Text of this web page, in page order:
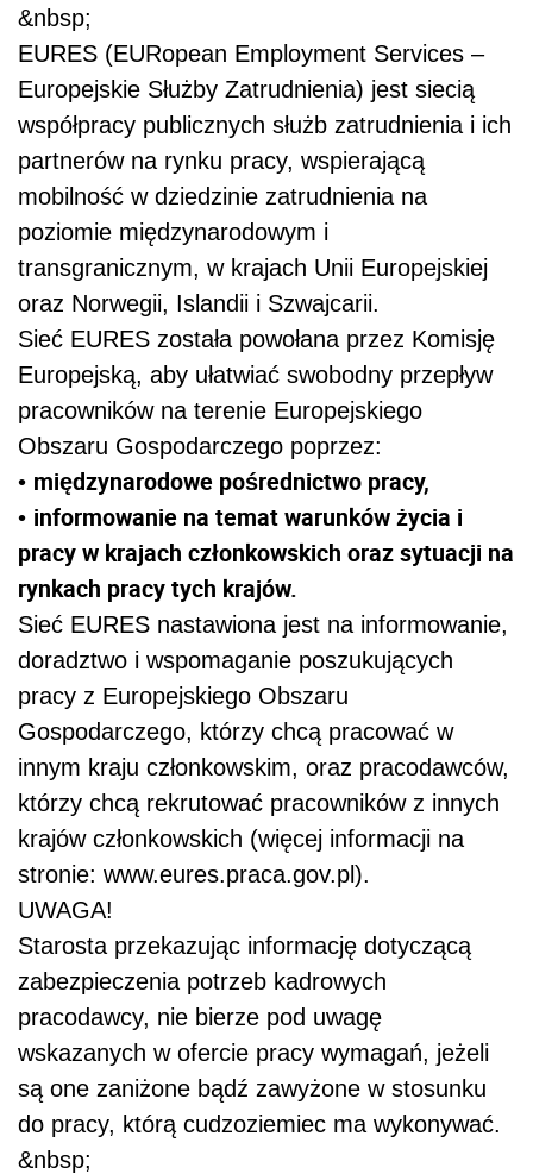
&nbsp;
EURES (EURopean Employment Services –
Europejskie Służby Zatrudnienia) jest siecią
współpracy publicznych służb zatrudnienia i ich
partnerów na rynku pracy, wspierającą
mobilność w dziedzinie zatrudnienia na
poziomie międzynarodowym i
transgranicznym, w krajach Unii Europejskiej
oraz Norwegii, Islandii i Szwajcarii.
Sieć EURES została powołana przez Komisję
Europejską, aby ułatwiać swobodny przepływ
pracowników na terenie Europejskiego
Obszaru Gospodarczego poprzez:
• międzynarodowe pośrednictwo pracy,
• informowanie na temat warunków życia i
pracy w krajach członkowskich oraz sytuacji na
rynkach pracy tych krajów.
Sieć EURES nastawiona jest na informowanie,
doradztwo i wspomaganie poszukujących
pracy z Europejskiego Obszaru
Gospodarczego, którzy chcą pracować w
innym kraju członkowskim, oraz pracodawców,
którzy chcą rekrutować pracowników z innych
krajów członkowskich (więcej informacji na
stronie: www.eures.praca.gov.pl).
UWAGA!
Starosta przekazując informację dotyczącą
zabezpieczenia potrzeb kadrowych
pracodawcy, nie bierze pod uwagę
wskazanych w ofercie pracy wymagań, jeżeli
są one zaniżone bądź zawyżone w stosunku
do pracy, którą cudzoziemiec ma wykonywać.
&nbsp;